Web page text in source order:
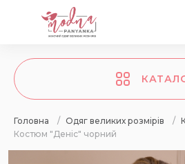
Головна / Одяг великих розмірів /
Костюм "Деніс" чорний